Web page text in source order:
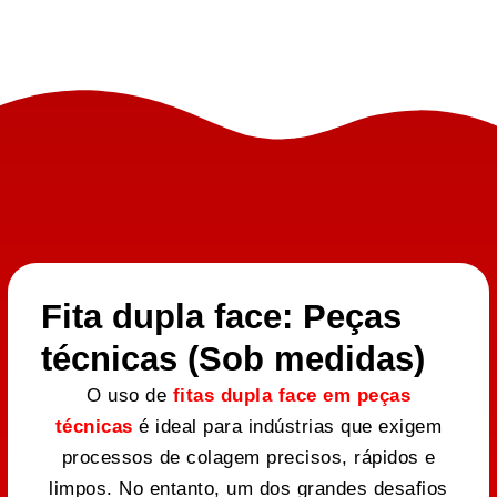
Fita dupla face: Peças
técnicas (Sob medidas)
O uso de fitas dupla face em peças
técnicas é ideal para indústrias que exigem
processos de colagem precisos, rápidos e
limpos. No entanto, um dos grandes desafios